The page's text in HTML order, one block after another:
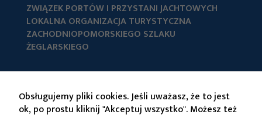
ZWIĄZEK PORTÓW I PRZYSTANI JACHTOWYCH
LOKALNA ORGANIZACJA TURYSTYCZNA
ZACHODNIOPOMORSKIEGO SZLAKU
ŻEGLARSKIEGO
70-415 Szczecin
E-mail:biuro@marinas.sla.foreto.com
Obsługujemy pliki cookies. Jeśli uważasz, że to jest
ok, po prostu kliknij "Akceptuj wszystko". Możesz też